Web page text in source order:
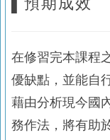
在修習完本課程
優缺點，並能自
藉由分析現今國
務作法，將有助